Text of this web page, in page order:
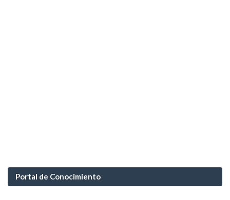
Portal de Conocimiento